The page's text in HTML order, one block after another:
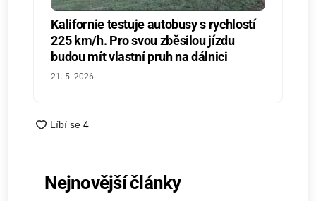
Kalifornie testuje autobusy s rychlostí
225 km/h. Pro svou zběsilou jízdu
budou mít vlastní pruh na dálnici
21. 5. 2026
Nejnovější články